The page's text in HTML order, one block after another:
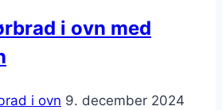
i ovn med
i ovn 9. december 2024